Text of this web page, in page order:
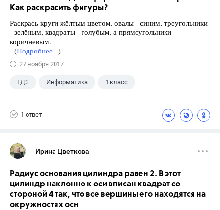
Как раскрасить фигуры?
Раскрась круги жёлтым цветом, овалы - синим, треугольники
- зелёным, квадраты - голубым, а прямоугольники -
коричневым.
(Подробнее...)
27 ноября 2017
ГДЗ Информатика 1 класс
1 ответ
Ирина Цветкова
Радиус основания цилиндра равен 2. В этот
цилиндр наклонно к оси вписан квадрат со
стороной 4 так, что все вершины его находятся на
окружностях осн